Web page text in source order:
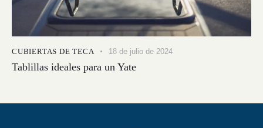
CUBIERTAS DE TECA 18 de julio de 2024
Tablillas ideales para un Yate